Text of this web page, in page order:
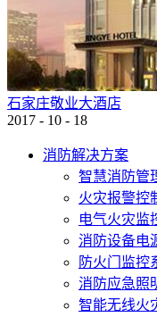
石家庄敬业大酒店
2017 - 10 - 18
消防解决方案
智慧消防管
火灾报警控
电气火灾监
消防设备电
防火门监控
消防应急照
智能无线火